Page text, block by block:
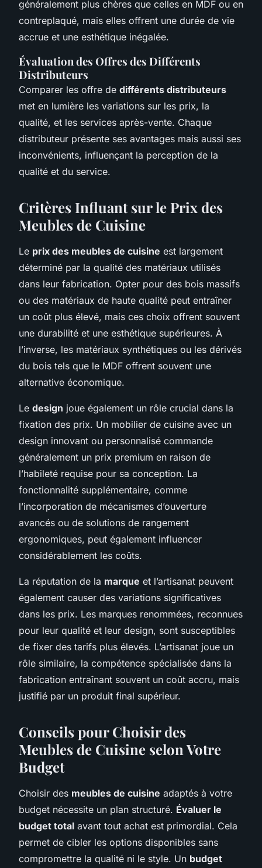
généralement plus chères que celles en MDF ou en
contreplaqué, mais elles offrent une durée de vie
accrue et une esthétique inégalée.
Évaluation des Offres des Différents
Distributeurs
Comparer les offre de différents distributeurs
met en lumière les variations sur les prix, la
qualité, et les services après-vente. Chaque
distributeur présente ses avantages mais aussi ses
inconvénients, influençant la perception de la
qualité et du service.
Critères Influant sur le Prix des
Meubles de Cuisine
Le prix des meubles de cuisine est largement
déterminé par la qualité des matériaux utilisés
dans leur fabrication. Opter pour des bois massifs
ou des matériaux de haute qualité peut entraîner
un coût plus élevé, mais ces choix offrent souvent
une durabilité et une esthétique supérieures. À
l’inverse, les matériaux synthétiques ou les dérivés
du bois tels que le MDF offrent souvent une
alternative économique.
Le design joue également un rôle crucial dans la
fixation des prix. Un mobilier de cuisine avec un
design innovant ou personnalisé commande
généralement un prix premium en raison de
l’habileté requise pour sa conception. La
fonctionnalité supplémentaire, comme
l’incorporation de mécanismes d’ouverture
avancés ou de solutions de rangement
ergonomiques, peut également influencer
considérablement les coûts.
La réputation de la marque et l’artisanat peuvent
également causer des variations significatives
dans les prix. Les marques renommées, reconnues
pour leur qualité et leur design, sont susceptibles
de fixer des tarifs plus élevés. L’artisanat joue un
rôle similaire, la compétence spécialisée dans la
fabrication entraînant souvent un coût accru, mais
justifié par un produit final supérieur.
Conseils pour Choisir des
Meubles de Cuisine selon Votre
Budget
Choisir des meubles de cuisine adaptés à votre
budget nécessite un plan structuré. Évaluer le
budget total avant tout achat est primordial. Cela
permet de cibler les options disponibles sans
compromettre la qualité ni le style. Un budget